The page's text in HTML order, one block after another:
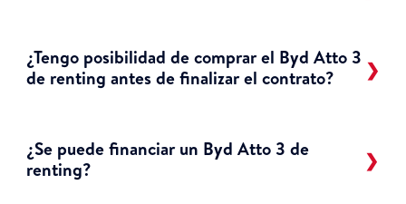
¿Tengo posibilidad de comprar el Byd Atto 3
de renting antes de finalizar el contrato?
¿Se puede financiar un Byd Atto 3 de
renting?